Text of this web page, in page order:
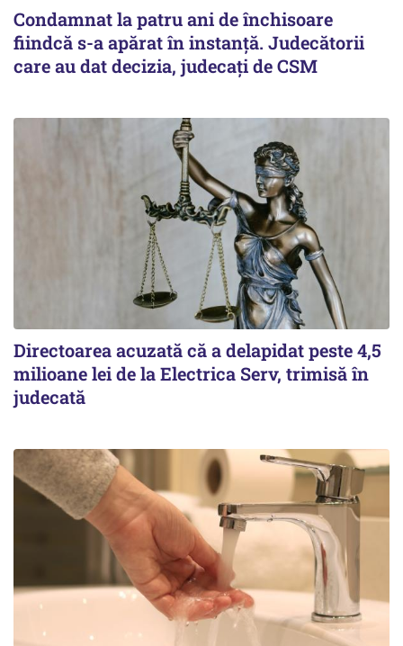
Condamnat la patru ani de închisoare
fiindcă s-a apărat în instanță. Judecătorii
care au dat decizia, judecați de CSM
Directoarea acuzată că a delapidat peste 4,5
milioane lei de la Electrica Serv, trimisă în
judecată